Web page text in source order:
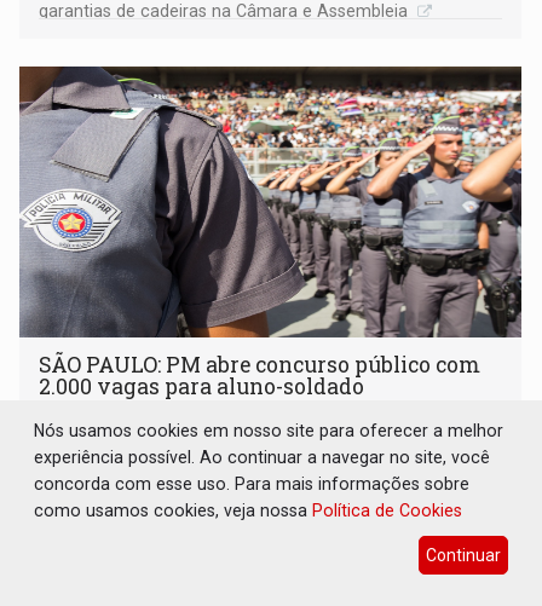
garantias de cadeiras na Câmara e Assembleia
SÃO PAULO: PM abre concurso público com
2.000 vagas para aluno-soldado
Concursos 06 de Agosto de 2026 às 09:13
Excelente oportunidade para quem busca ingressar na
carreira policial com ganhos mensais de R$ 5.482,51
Nós usamos cookies em nosso site para oferecer a melhor
experiência possível. Ao continuar a navegar no site, você
concorda com esse uso. Para mais informações sobre
como usamos cookies, veja nossa Política de Cookies
Continuar